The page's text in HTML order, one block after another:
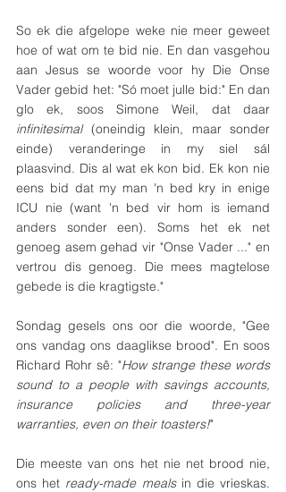
So ek die afgelope weke nie meer geweet
hoe of wat om te bid nie. En dan vasgehou
aan Jesus se woorde voor hy Die Onse
Vader gebid het: "Só moet julle bid:" En dan
infinitesimal (oneindig klein, maar sonder
einde) veranderinge in my siel sál
plaasvind. Dis al wat ek kon bid. Ek kon nie
eens bid dat my man 'n bed kry in enige
ICU nie (want 'n bed vir hom is iemand
anders sonder een). Soms het ek net
genoeg asem gehad vir "Onse Vader ..." en
vertrou dis genoeg. Die mees magtelose
gebede is die kragtigste."
Sondag gesels ons oor die woorde, "Gee
ons vandag ons daaglikse brood". En soos
Richard Rohr sê: "How strange these words
sound to a people with savings accounts,
insurance policies and three-year
warranties, even on their toasters!"
Die meeste van ons het nie net brood nie,
ons het ready-made meals in die vrieskas.